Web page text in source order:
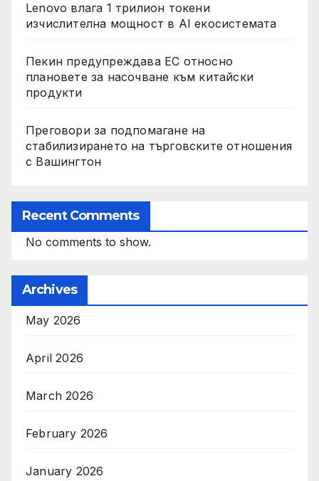
Lenovo влага 1 трилион токени
изчислителна мощност в AI екосистемата
Пекин предупреждава ЕС относно
плановете за насочване към китайски
продукти
Преговори за подпомагане на
стабилизирането на търговските отношения
с Вашингтон
Recent Comments
No comments to show.
Archives
May 2026
April 2026
March 2026
February 2026
January 2026